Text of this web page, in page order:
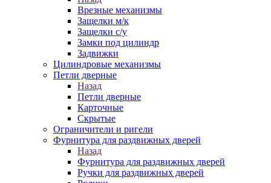
Врезные механизмы
Защелки м/к
Защелки с/у
Замки под цилиндр
Задвижки
Цилиндровые механизмы
Петли дверные
Назад
Петли дверные
Карточные
Скрытые
Ограничители и ригели
Фурнитура для раздвижных дверей
Назад
Фурнитура для раздвижных дверей
Ручки для раздвижных дверей